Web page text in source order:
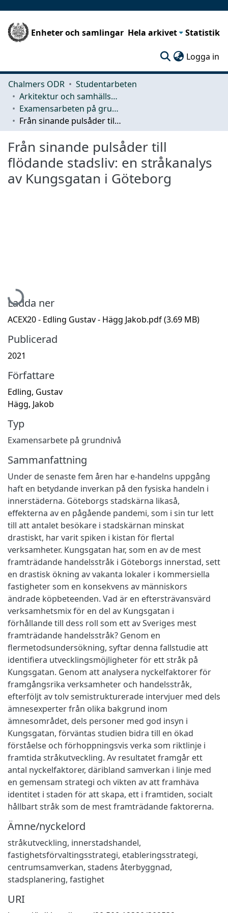
Enheter och samlingar Hela arkivet Statistik
Logga in
Chalmers ODR
Studentarbeten
Arkitektur och samhällsbyggnadsteknik (ACE)
Examensarbeten på grundnivå
Från sinande pulsåder till flödande stadsliv: en stråkanalys av Kungsgatan i Göteborg
Från sinande pulsåder till
flödande stadsliv: en stråkanalys
av Kungsgatan i Göteborg
Hämtar...
Ladda ner
ACEX20 - Edling Gustav - Hägg Jakob.pdf(3.69 MB)
Publicerad
2021
Författare
Edling, Gustav
Hägg, Jakob
Typ
Examensarbete på grundnivå
Sammanfattning
Under de senaste fem åren har e-handelns uppgång
haft en betydande inverkan på den fysiska handeln i
innerstäderna. Göteborgs stadskärna likaså,
effekterna av en pågående pandemi, som i sin tur lett
till att antalet besökare i stadskärnan minskat
drastiskt, har varit spiken i kistan för flertal
verksamheter. Kungsgatan har, som en av de mest
framträdande handelsstråk i Göteborgs innerstad, sett
en drastisk ökning av vakanta lokaler i kommersiella
fastigheter som en konsekvens av människors
ändrade köpbeteenden. Vad är en eftersträvansvärd
verksamhetsmix för en del av Kungsgatan i
förhållande till dess roll som ett av Sveriges mest
framträdande handelsstråk? Genom en
flermetodsundersökning, syftar denna fallstudie att
identifiera utvecklingsmöjligheter för ett stråk på
Kungsgatan. Genom att analysera nyckelfaktorer för
framgångsrika verksamheter och handelsstråk,
efterföljt av tolv semistrukturerade intervjuer med dels
ämnesexperter från olika bakgrund inom
ämnesområdet, dels personer med god insyn i
Kungsgatan, förväntas studien bidra till en ökad
förståelse och förhoppningsvis verka som riktlinje i
framtida stråkutveckling. Av resultatet framgår ett
antal nyckelfaktorer, däribland samverkan i linje med
en gemensam strategi och vikten av att framhäva
identitet i staden för att skapa, ett i framtiden, socialt
hållbart stråk som de mest framträdande faktorerna.
Ämne/nyckelord
stråkutveckling, innerstadshandel,
fastighetsförvaltingsstrategi, etableringsstrategi,
centrumsamverkan, stadens återbyggnad,
stadsplanering, fastighet
URI